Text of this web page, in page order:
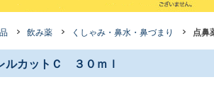
飲み薬 くしゃみ・鼻水・鼻づまり 点鼻
ルカットＣ ３０ｍｌ